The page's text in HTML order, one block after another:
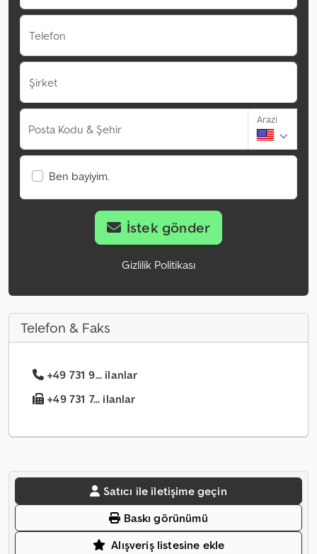
Telefon
Şirket
Posta Kodu & Şehir
Arazi
Ben bayiyim.
İstek gönder
Gizlilik Politikası
Telefon & Faks
+49 731 9... ilanlar
+49 731 7... ilanlar
Satıcı ile iletişime geçin
Baskı görünümü
Alışveriş listesine ekle